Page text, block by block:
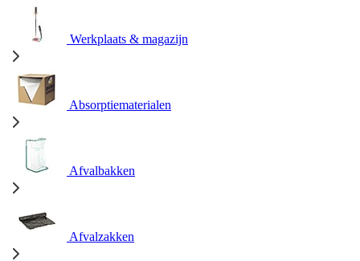
Werkplaats & magazijn
Absorptiematerialen
Afvalbakken
Afvalzakken